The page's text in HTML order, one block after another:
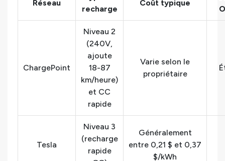
Réseau
recharge
Coût typique
ChargePoint
Niveau 2
(240V,
ajoute
18-87
km/heure)
et CC
rapide
Varie selon le
propriétaire
Tesla
Niveau 3
(recharge
rapide
Généralement
entre 0,21 $ et 0,37
$/kWh